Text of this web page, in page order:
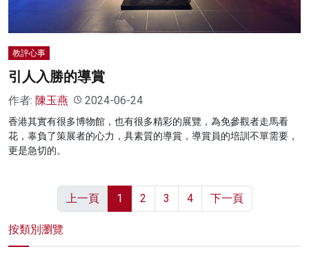
教評心事
引人入勝的導賞
作者: 陳玉燕 2024-06-24
香港其實有很多博物館，也有很多精彩的展覽，為免參觀者走馬看
花，辜負了策展者的心力，具素質的導賞，導賞員的培訓不單需要，
更是急切的。
上一頁 1 2 3 4 下一頁
按類別瀏覽